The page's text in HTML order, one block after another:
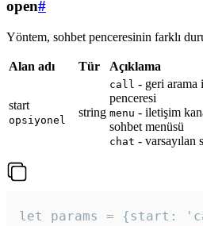
open#
Yöntem, sohbet penceresinin farklı
Alan adı Tür Açıklama
start
opsiyonel
string
call - geri arama
penceresi
menu - iletişim
sohbet menüsü
chat - varsayılan
let params = {start: